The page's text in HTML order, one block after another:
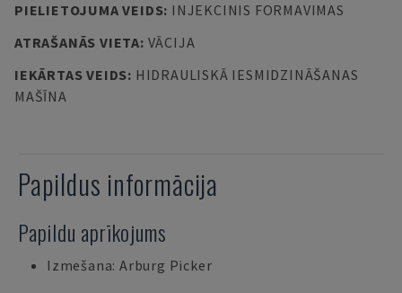
PIELIETOJUMA VEIDS: INJEKCINIS FORMAVIMAS
ATRAŠANĀS VIETA: VĀCIJA
IEKĀRTAS VEIDS: HIDRAULISKĀ IESMIDZINĀŠANAS
MAŠĪNA
Papildus informācija
Papildu aprīkojums
Izmešana: Arburg Picker